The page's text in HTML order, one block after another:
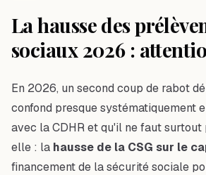
La hausse des
sociaux 2026 :
En 2026, un second coup de rabot
confond presque systématiquement
avec la CDHR et qu'il ne faut
elle : la hausse de la CSG sur le
financement de la sécurité sociale